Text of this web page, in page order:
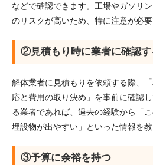
などで確認できます。工場やガソリ
のリスクが高いため、特に注意が必要
②見積もり時に業者に確認す
解体業者に見積もりを依頼する際、
応と費用の取り決め」を事前に確認
る業者であれば、過去の経験から「
埋設物が出やすい」といった情報を教
③予算に余裕を持つ